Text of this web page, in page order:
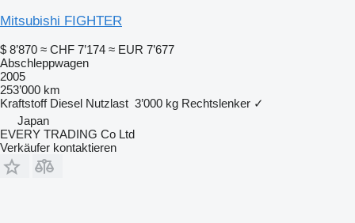
Mitsubishi FIGHTER
$ 8’870 ≈ CHF 7’174 ≈ EUR 7’677
Abschleppwagen
2005
253’000 km
Kraftstoff Diesel Nutzlast 3’000 kg Rechtslenker ✓
Japan
EVERY TRADING Co Ltd
Verkäufer kontaktieren